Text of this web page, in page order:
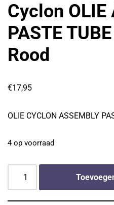
Cyclon OLIE
PASTE
Rood
€17,95
OLIE CYCLON ASSEMBLY
4 op voorraad